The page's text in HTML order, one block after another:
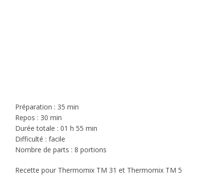
Préparation : 35 min
Repos : 30 min
Durée totale : 01 h 55 min
Difficulté : facile
Nombre de parts : 8 portions
Recette pour Thermomix TM 31 et Thermomix TM 5